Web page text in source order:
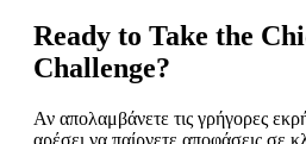
Ready to Take the
Challenge?
Αν απολαμβάνετε τις γρήγορες